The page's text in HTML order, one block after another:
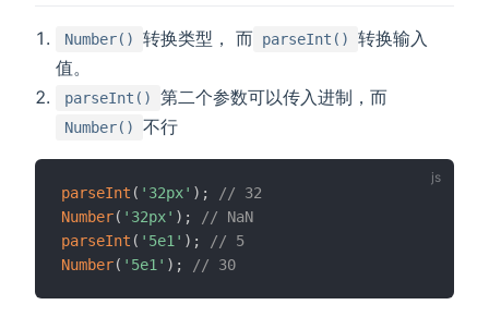
Number() 转换类型， 而 parseInt()
转换输入
值。
parseInt() 第二个参数可以传入进制，而
Number() 不行
parseInt ( '32px' ) ;
// 32
Number( '32px' ) ;
// NaN
parseInt ( '5e1' ) ;
// 5
Number( '5e1' ) ; // 30